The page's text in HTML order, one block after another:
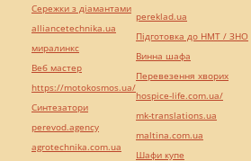
Сережки з діамантами
alliancetechnika.ua
миралинкс
Веб мастер
https://motokosmos.ua/
Синтезатори
perevod.agency
agrotechnika.com.ua
pereklad.ua
Підготовка до НМТ / ЗНО
Винна шафа
Перевезення хворих
hospice-life.com.ua/
mk-translations.ua
maltina.com.ua
Шафи купе